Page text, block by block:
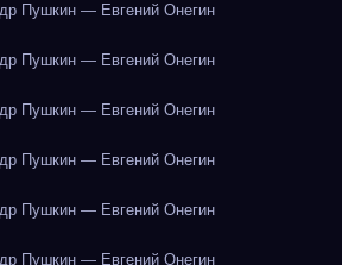
Пушкин — Евгений Онегин
Пушкин — Евгений Онегин
Пушкин — Евгений Онегин
Пушкин — Евгений Онегин
Пушкин — Евгений Онегин
Пушкин — Евгений Онегин